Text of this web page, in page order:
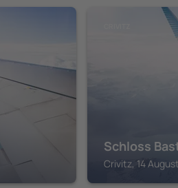
Schloss
Crivitz, 14